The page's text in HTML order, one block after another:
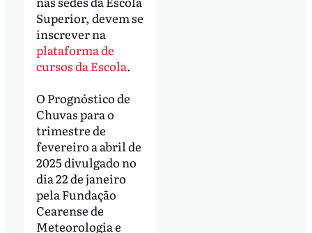
Superior, devem se
inscrever na
plataforma de
cursos da Escola.
O Prognóstico de
Chuvas para o
trimestre de
fevereiro a abril de
2025 divulgado no
dia 22 de janeiro
pela Fundação
Cearense de
Meteorologia e